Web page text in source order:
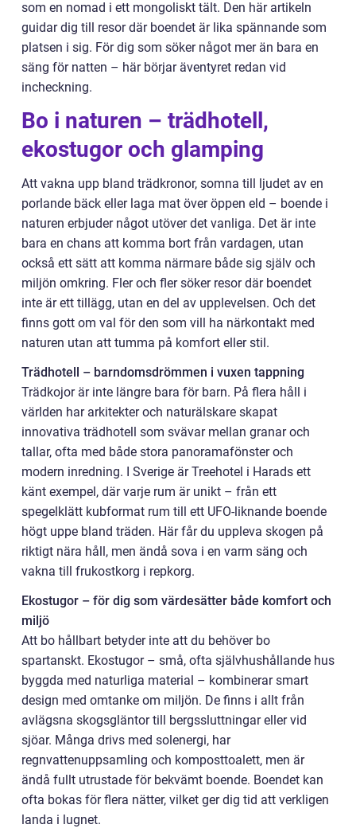
som en nomad i ett mongoliskt tält. Den här artikeln
guidar dig till resor där boendet är lika spännande som
platsen i sig. För dig som söker något mer än bara en
säng för natten – här börjar äventyret redan vid
incheckning.
Bo i naturen – trädhotell,
ekostugor och glamping
Att vakna upp bland trädkronor, somna till ljudet av en
porlande bäck eller laga mat över öppen eld – boende i
naturen erbjuder något utöver det vanliga. Det är inte
bara en chans att komma bort från vardagen, utan
också ett sätt att komma närmare både sig själv och
miljön omkring. Fler och fler söker resor där boendet
inte är ett tillägg, utan en del av upplevelsen. Och det
finns gott om val för den som vill ha närkontakt med
naturen utan att tumma på komfort eller stil.
Trädhotell – barndomsdrömmen i vuxen tappning
Trädkojor är inte längre bara för barn. På flera håll i
världen har arkitekter och naturälskare skapat
innovativa trädhotell som svävar mellan granar och
tallar, ofta med både stora panoramafönster och
modern inredning. I Sverige är Treehotel i Harads ett
känt exempel, där varje rum är unikt – från ett
spegelklätt kubformat rum till ett UFO-liknande boende
högt uppe bland träden. Här får du uppleva skogen på
riktigt nära håll, men ändå sova i en varm säng och
vakna till frukostkorg i repkorg.
Ekostugor – för dig som värdesätter både komfort och
miljö
Att bo hållbart betyder inte att du behöver bo
spartanskt. Ekostugor – små, ofta självhushållande hus
byggda med naturliga material – kombinerar smart
design med omtanke om miljön. De finns i allt från
avlägsna skogsgläntor till bergssluttningar eller vid
sjöar. Många drivs med solenergi, har
regnvattenuppsamling och komposttoalett, men är
ändå fullt utrustade för bekvämt boende. Boendet kan
ofta bokas för flera nätter, vilket ger dig tid att verkligen
landa i lugnet.